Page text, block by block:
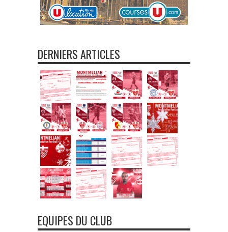
DERNIERS ARTICLES
EQUIPES DU CLUB